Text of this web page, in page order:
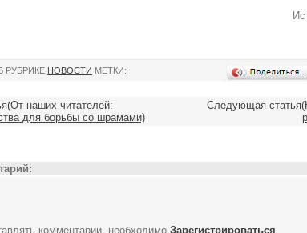
РУБРИКЕ НОВОСТИ МЕТКИ:
наших читателей:
для борьбы со шрамами)
Следующая
комментарии, необходимо Зарегистрироваться